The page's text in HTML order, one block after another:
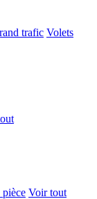
trafic Volets
pièce Voir tout